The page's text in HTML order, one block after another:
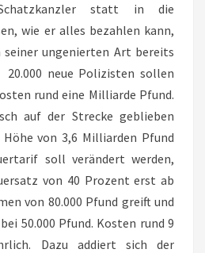
statt in die
wie er alles bezahlen kann,
seiner ungenierten Art bereits
neue Polizisten sollen
rund eine Milliarde Pfund.
auf der Strecke geblieben
von 3,6 Milliarden Pfund
soll verändert werden,
von 40 Prozent erst ab
von 80.000 Pfund greift und
50.000 Pfund. Kosten rund 9
Dazu addiert sich der